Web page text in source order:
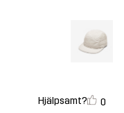
Hjälpsamt? 0